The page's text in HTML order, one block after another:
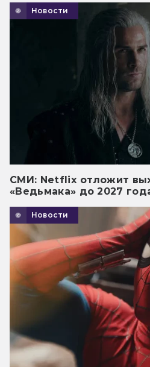
Новости
СМИ: Netflix отложит
«Ведьмака» до 2027
Новости